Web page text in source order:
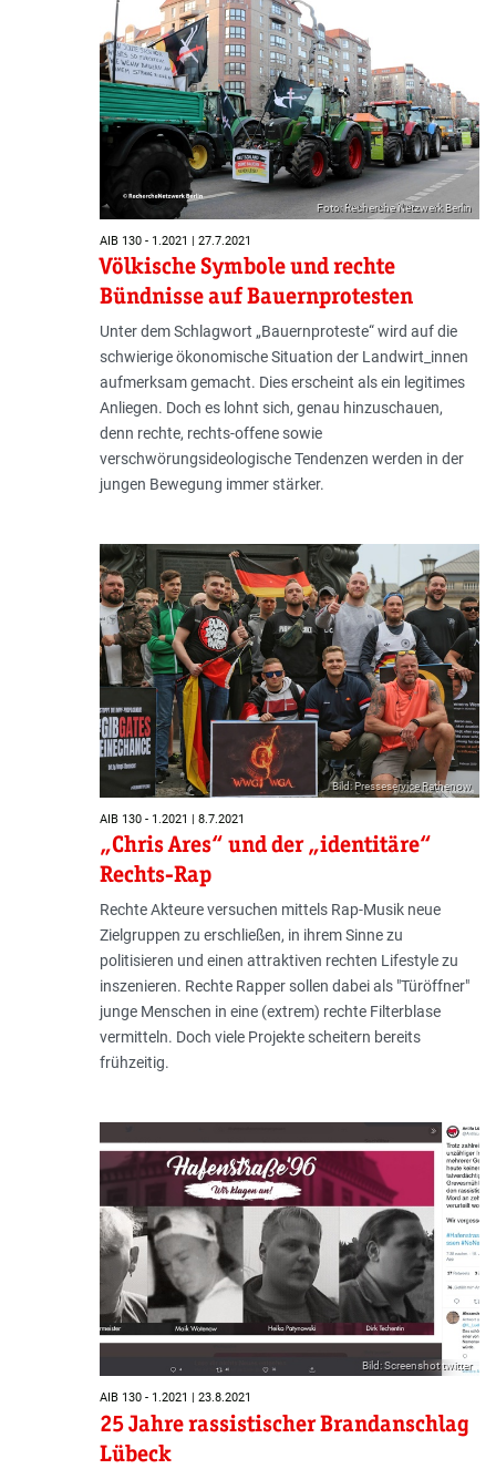
Foto: Recherche Netzwerk Berlin
AIB 130 - 1.2021 | 27.7.2021
Völkische Symbole und rechte
Bündnisse auf Bauernprotesten
Unter dem Schlagwort „Bauernproteste“ wird auf die
schwierige ökonomische Situation der Landwirt_innen
aufmerksam gemacht. Dies erscheint als ein legitimes
Anliegen. Doch es lohnt sich, genau hinzuschauen,
denn rechte, rechts-offene sowie
verschwörungsideologische Tendenzen werden in der
jungen Bewegung immer stärker.
Bild: Presseservice Rathenow
AIB 130 - 1.2021 | 8.7.2021
„Chris Ares“ und der „identitäre“
Rechts-Rap
Rechte Akteure versuchen mittels Rap-Musik neue
Zielgruppen zu erschließen, in ihrem Sinne zu
politisieren und einen attraktiven rechten Lifestyle zu
inszenieren. Rechte Rapper sollen dabei als "Türöffner"
junge Menschen in eine (extrem) rechte Filterblase
vermitteln. Doch viele Projekte scheitern bereits
frühzeitig.
Bild: Screenshot twitter
AIB 130 - 1.2021 | 23.8.2021
25 Jahre rassistischer Brandanschlag
Lübeck